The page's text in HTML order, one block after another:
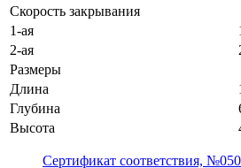
Скорость закрывания
1-ая
2-ая
Размеры
Длина
Глубина
Высота
Cертификат соответствия,